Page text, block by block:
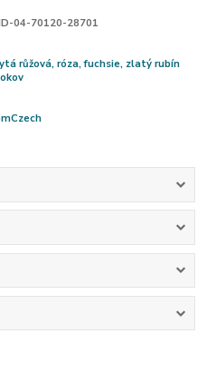
04-70120-28701
růžová, róza, fuchsie, zlatý rubín